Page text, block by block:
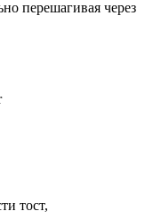
перешагивая через
тост,